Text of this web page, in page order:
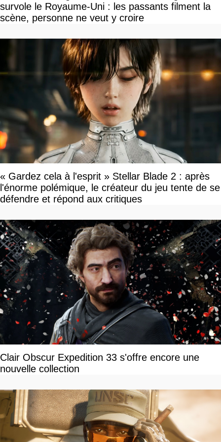
survole le Royaume-Uni : les passants filment la
scène, personne ne veut y croire
« Gardez cela à l'esprit » Stellar Blade 2 : après
l'énorme polémique, le créateur du jeu tente de se
défendre et répond aux critiques
Clair Obscur Expedition 33 s'offre encore une
nouvelle collection